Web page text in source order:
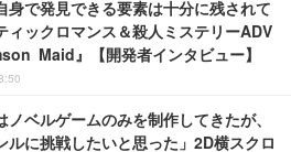
身で発見できる要素は十分に残されて
ィックロマンス＆殺人ミステリーADV
Maid』【開発者インタビュー】
ノベルゲームのみを制作してきたが、
ルに挑戦したいと思った」2D横スクロ